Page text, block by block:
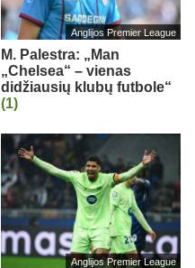
Anglijos Premier League
M. Palestra: „Man
„Chelsea“ – vienas
didžiausių klubų futbole“
(1)
Anglijos Premier League